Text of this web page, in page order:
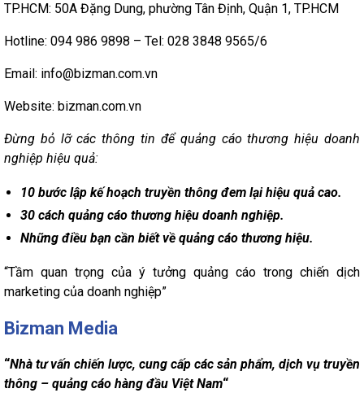
TP.HCM: 50A Đặng Dung, phường Tân Định, Quận 1, TP.HCM
Hotline: 094 986 9898 – Tel: 028 3848 9565/6
Email: info@bizman.com.vn
Website: bizman.com.vn
Đừng bỏ lỡ các thông tin để quảng cáo thương hiệu doanh
nghiệp hiệu quả:
10 bước lập kế hoạch truyền thông đem lại hiệu quả cao.
30 cách quảng cáo thương hiệu doanh nghiệp.
Những điều bạn cần biết về quảng cáo thương hiệu.
“Tầm quan trọng của ý tưởng quảng cáo trong chiến dịch
marketing của doanh nghiệp”
Bizman Media
“Nhà tư vấn chiến lược, cung cấp các sản phẩm, dịch vụ truyền
thông – quảng cáo hàng đầu Việt Nam“